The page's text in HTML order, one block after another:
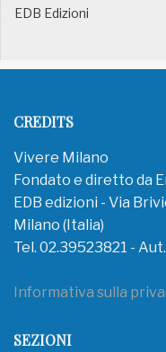
EDB Edizioni
CREDITS
Vivere Milano
Fondato e diretto da
EDB edizioni - Via
Milano (Italia)
Tel. 02.39523821 -
Informativa sulla
SEZIONI